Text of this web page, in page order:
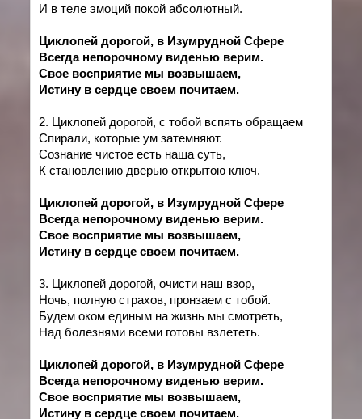
И в теле эмоций покой абсолютный.
Циклопей дорогой, в Изумрудной Сфере
Всегда непорочному виденью верим.
Свое восприятие мы возвышаем,
Истину в сердце своем почитаем.
2. Циклопей дорогой, с тобой вспять обращаем
Спирали, которые ум затемняют.
Сознание чистое есть наша суть,
К становлению дверью открытою ключ.
Циклопей дорогой, в Изумрудной Сфере
Всегда непорочному виденью верим.
Свое восприятие мы возвышаем,
Истину в сердце своем почитаем.
3. Циклопей дорогой, очисти наш взор,
Ночь, полную страхов, пронзаем с тобой.
Будем оком единым на жизнь мы смотреть,
Над болезнями всеми готовы взлететь.
Циклопей дорогой, в Изумрудной Сфере
Всегда непорочному виденью верим.
Свое восприятие мы возвышаем,
Истину в сердце своем почитаем.